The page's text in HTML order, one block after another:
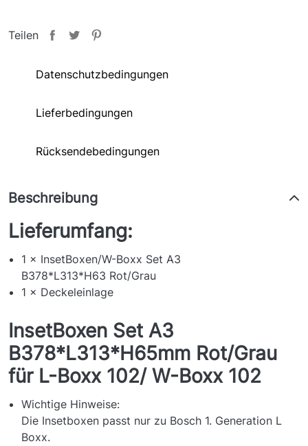
Teilen
Datenschutzbedingungen
Lieferbedingungen
Rücksendebedingungen
Beschreibung
Lieferumfang:
1 × InsetBoxen/W-Boxx Set A3
B378*L313*H63 Rot/Grau
1 × Deckeleinlage
InsetBoxen Set A3
B378*L313*H65mm Rot/Grau
für L-Boxx 102/ W-Boxx 102
Wichtige Hinweise:
Die Insetboxen passt nur zu Bosch 1. Generation L
Boxx.